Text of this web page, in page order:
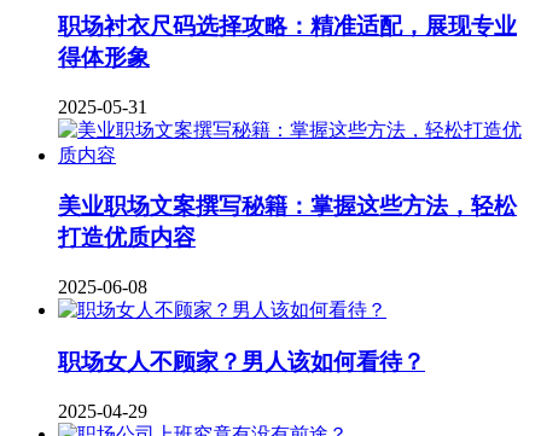
职场衬衣尺码选择攻略：精准适配，展现专业
得体形象
2025-05-31
美业职场文案撰写秘籍：掌握这些方法，轻松
打造优质内容
2025-06-08
职场女人不顾家？男人该如何看待？
2025-04-29